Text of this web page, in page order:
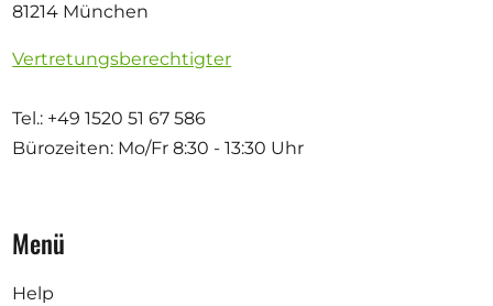
81214 München
Vertretungsberechtigter
Tel.: +49 1520 51 67 586
Bürozeiten: Mo/Fr 8:30 - 13:30 Uhr
Menü
Help